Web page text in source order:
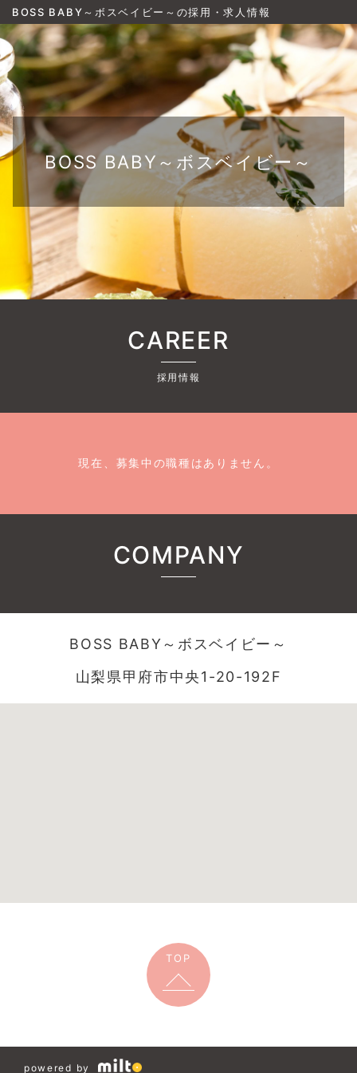
BOSS BABY～ボスベイビー～の採用・求人情報
BOSS BABY～ボスベイビー～
CAREER
採用情報
現在、募集中の職種はありません。
COMPANY
BOSS BABY～ボスベイビー～
山梨県甲府市中央1-20-192F
TOP
powered by